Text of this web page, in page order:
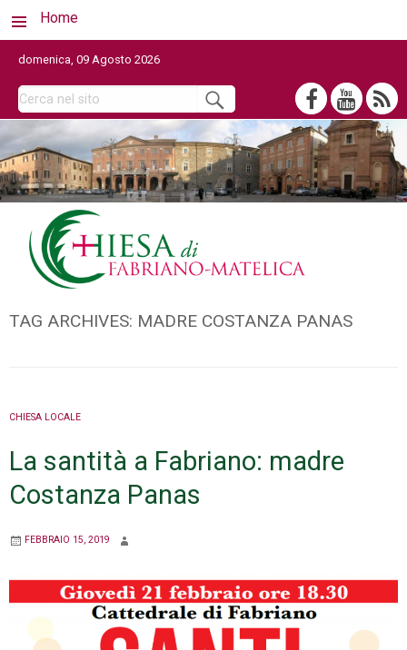
Home
domenica, 09 Agosto 2026
TAG ARCHIVES: MADRE COSTANZA PANAS
CHIESA LOCALE
La santità a Fabriano: madre
Costanza Panas
FEBBRAIO 15, 2019